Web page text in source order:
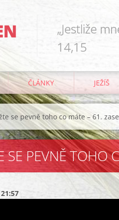
„Jestliže
14,15
ČLÁNKY JEŽÍŠ
se pevně toho co máte – 61.
SE PEVNĚ TOHO